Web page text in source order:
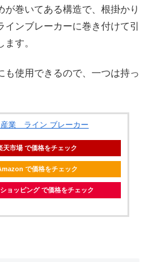
が巻いてある構造で、根掛かり
ンブレーカーに巻き付けて引
す。
も使用できるので、一つは持っ
産業 ライン ブレーカー
天市場 で価格をチェック
で価格をチェック
ョッピング で価格をチェック